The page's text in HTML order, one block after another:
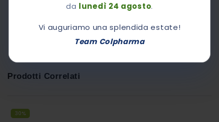
da lunedì 24 agosto.
Vi auguriamo una splendida estate!
Team Colpharma
Maggiori Informazioni
Recensioni
Prodotti Correlati
30%